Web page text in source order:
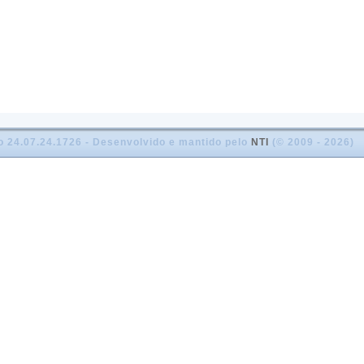
24.07.24.1726 - Desenvolvido e mantido pelo NTI (© 2009 - 2026)